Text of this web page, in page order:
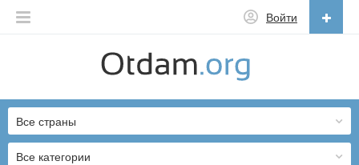
Войти
English
Русский
Українська
Все категории
Все страны